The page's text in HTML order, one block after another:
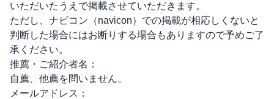
いただいたうえで掲載させていただきます。
ただし、 ナビコン（navicon） での掲載が相応しくないと
判断した場合にはお断りする場合もありますので予めご了
承ください。
推薦・ご紹介者名：
自薦、他薦を問いません。
メールアドレス：